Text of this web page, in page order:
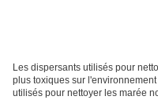
Les dispersants utilisés pour
plus toxiques sur
utilisés pour nettoyer les marée